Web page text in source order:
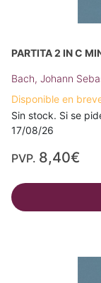
PARTITA 2 IN C
Bach, Johann
Disponible en
Sin stock. Si se
17/08/26
PVP. 8,40€